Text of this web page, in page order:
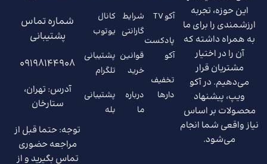
این حوزه، تجربه
ارزشمندی را برای ما
به همراه داشته که
آن را در اختیار
مشتریان قرار
می‌دهیم. در آکو
ویپ، پیشنهاد
محصولات بر اساس
نیاز واقعی شما انجام
می‌شود.
آکو TV
پادکست
آکو
تخفیف
دارها
شرایط
گارانتی
قوانین
خرید
درباره
ما
کانال
یوتوب
پشتیبانی
تلگرام
پشتیبانی
بله
شماره تماس
پشتیبانی
09198144908
آدرس: تهران،
ستارخان
توجه: حتما قبل از
مراجعه حضوری
تماس بگیرید و از